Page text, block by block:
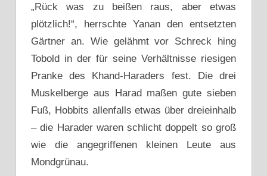
„Rück was zu beißen raus, aber etwas
plötzlich!“, herrschte Yanan den entsetzten
Gärtner an. Wie gelähmt vor Schreck hing
Tobold in der für seine Verhältnisse riesigen
Pranke des Khand-Haraders fest. Die drei
Muskelberge aus Harad maßen gute sieben
Fuß, Hobbits allenfalls etwas über dreieinhalb
– die Harader waren schlicht doppelt so groß
wie die angegriffenen kleinen Leute aus
Mondgrünau.